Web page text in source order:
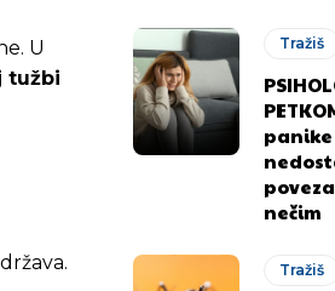
U
tužbi
Tražiš
nečim
Tražiš